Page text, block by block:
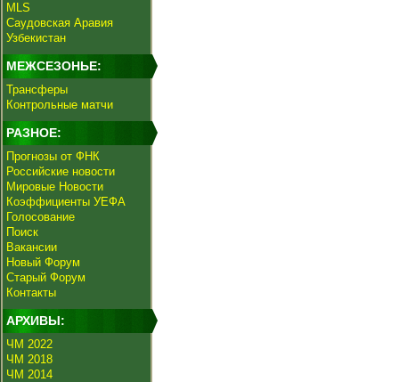
MLS
Саудовская Аравия
Узбекистан
МЕЖСЕЗОНЬЕ:
Трансферы
Контрольные матчи
РАЗНОЕ:
Прогнозы от ФНК
Российские новости
Мировые Новости
Коэффициенты УЕФА
Голосование
Поиск
Вакансии
Новый Форум
Старый Форум
Контакты
АРХИВЫ:
ЧМ 2022
ЧМ 2018
ЧМ 2014